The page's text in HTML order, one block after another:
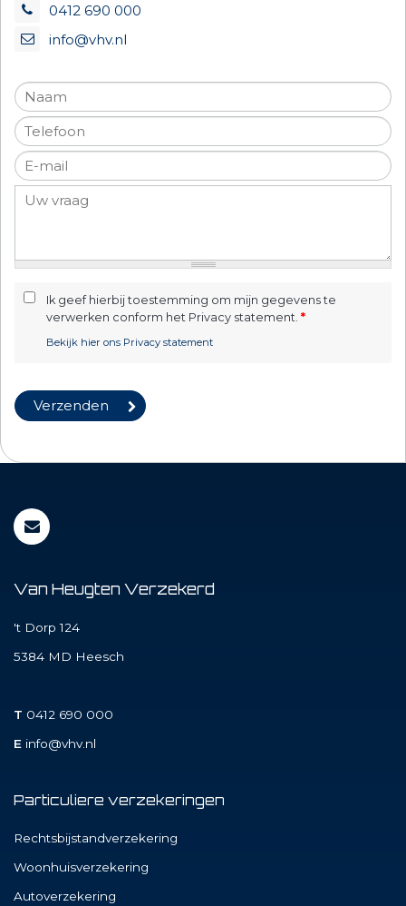
0412 690 000
info@vhv.nl
Ik geef hierbij toestemming om mijn gegevens te
verwerken conform het Privacy statement. *
Bekijk hier ons Privacy statement
Van Heugten Verzekerd
't Dorp 124
5384 MD Heesch
T 0412 690 000
E info@vhv.nl
Particuliere verzekeringen
Rechtsbijstandverzekering
Woonhuisverzekering
Autoverzekering